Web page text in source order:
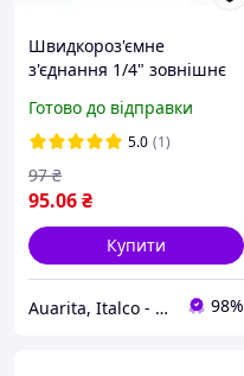
Швидкороз'ємне
з'єднання 1/4" зовнішнє
2SM (швидкоз'єм)
Готово до відправки
5.0 (1)
95.06₴
97 ₴
Купити
Auarita, Italco - преміальне фарбувальне обладнання 98%